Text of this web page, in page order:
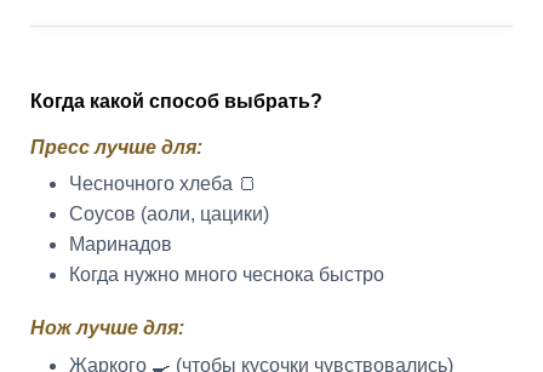
Когда какой способ выбрать?
Пресс лучше для:
Чесночного хлеба 🍞
Соусов (аоли, цацики)
Маринадов
Когда нужно много чеснока быстро
Нож лучше для:
Жаркого 🍳 (чтобы кусочки чувствовались)